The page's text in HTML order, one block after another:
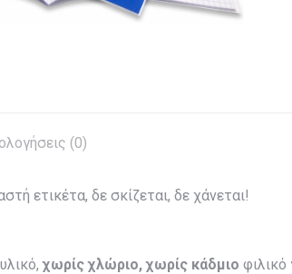
(0)
ετικέτα, δε σκίζεται, δε χάνεται!
χωρίς χλώριο, χωρίς κάδμιο φιλικό